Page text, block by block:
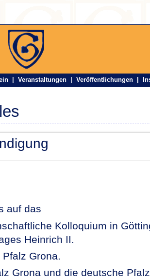
Veranstaltungen Veröffentlichungen
auf das
Kolloquium in
Heinrich II.
Pfalz Grona.
Grona und die deutsche